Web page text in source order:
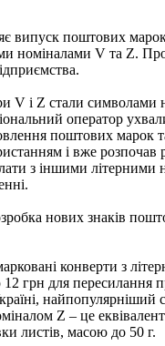
випуск поштових марок
номіналами V та Z.
V і Z стали
оператор
поштових марок
і вже розпочав
з іншими літерними
нових знаків
конверти з
грн для пересилання
найпопулярніший
Z – це
листів, масою до 50 г.